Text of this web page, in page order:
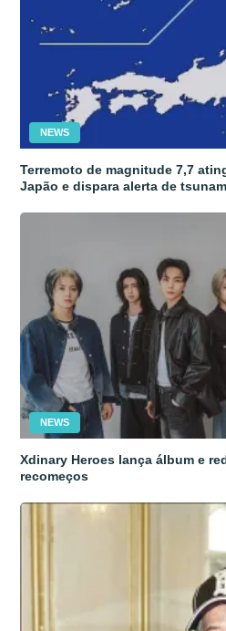
NEWS
Terremoto de magnitude 7,7
Japão e dispara alerta de
NEWS
Xdinary Heroes lança álbum e
recomeços